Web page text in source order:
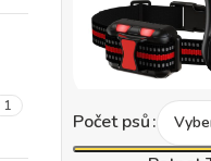
1
Počet psů